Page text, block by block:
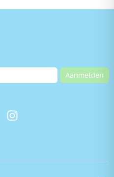
Aanmelden